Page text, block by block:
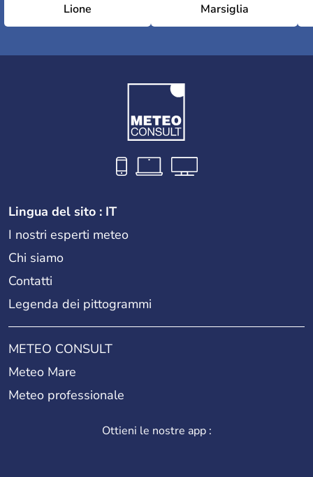
Lione Marsiglia
Lingua del sito : IT
I nostri esperti meteo
Chi siamo
Contatti
Legenda dei pittogrammi
METEO CONSULT
Meteo Mare
Meteo professionale
Ottieni le nostre app :